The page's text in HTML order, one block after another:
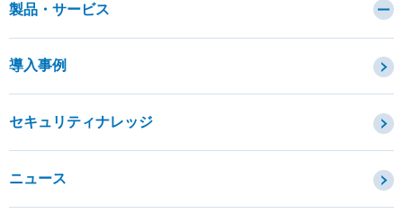
製品・サービス
導入事例
セキュリティナレッジ
ニュース